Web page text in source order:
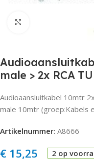
male > 2x RCA
Audioaansluitkabel 10mtr
male 10mtr (groep:Kabels
Artikelnummer: A8666
€ 15,25 2 op